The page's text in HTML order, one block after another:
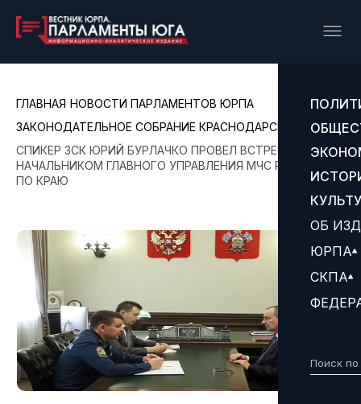
ОБ
ЮРПА
СКПА
ГЛАВНАЯ НОВОСТИ ПАРЛАМЕНТОВ ЮРПА
ЗАКОНОДАТЕЛЬНОЕ СОБРАНИЕ КРАСНОДАРСКОГО КРАЯ
СПИКЕР ЗСК ЮРИЙ БУРЛАЧКО ПРОВЕЛ ВСТРЕЧУ С
НАЧАЛЬНИКОМ ГЛАВНОГО УПРАВЛЕНИЯ МЧС РОССИИ
ПО КРАЮ